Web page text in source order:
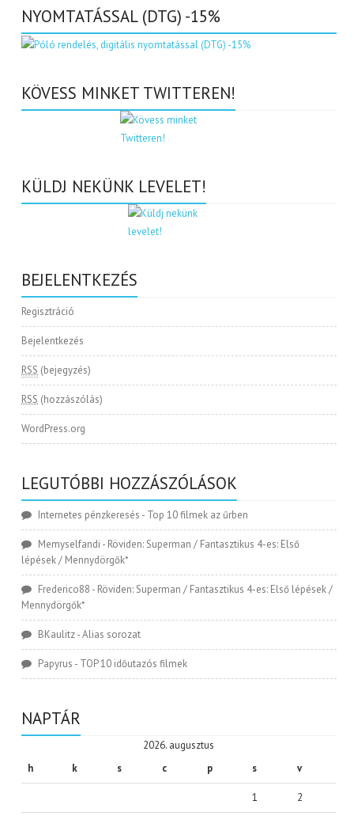
NYOMTATÁSSAL (DTG) -15%
KÖVESS MINKET TWITTEREN!
KÜLDJ NEKÜNK LEVELET!
BEJELENTKEZÉS
Regisztráció
Bejelentkezés
RSS (bejegyzés)
RSS (hozzászólás)
WordPress.org
LEGUTÓBBI HOZZÁSZÓLÁSOK
Internetes pénzkeresés - Top 10 filmek az űrben
Memyselfandi - Röviden: Superman / Fantasztikus 4-es: Első
lépések / Mennydörgők*
Frederico88 - Röviden: Superman / Fantasztikus 4-es: Első lépések /
Mennydörgők*
BKaulitz-Alias sorozat
Papyrus - TOP 10 időutazós filmek
NAPTÁR
2026. augusztus
h
k s c p s v
1 2